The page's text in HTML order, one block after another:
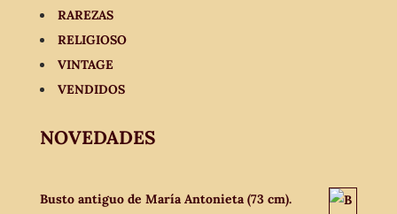
RAREZAS
RELIGIOSO
VINTAGE
VENDIDOS
NOVEDADES
Busto antiguo de María Antonieta (73 cm).